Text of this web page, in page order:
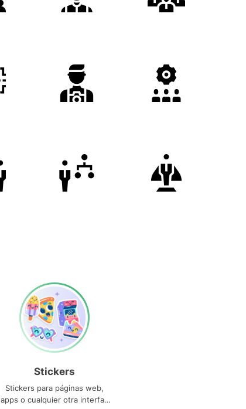
Stickers
Stickers para páginas web,
apps o cualquier otra interfaz